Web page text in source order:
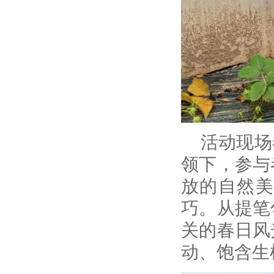
活动现
领下，参
放的自然
巧。从提
关的春日
动、饱含